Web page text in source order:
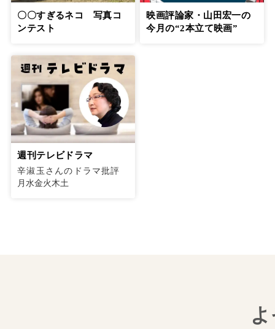
〇〇すぎるネコ 写真コ
ンテスト
映画評論家・山田宏一の
今月の“2本立て映画”
週刊テレビドラマ
辛淑玉さんのドラマ批評
月水金火木土